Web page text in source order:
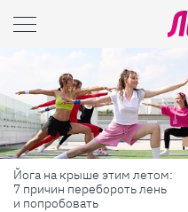
Йога на крыше этим летом:
7 причин перебороть лень
и попробовать